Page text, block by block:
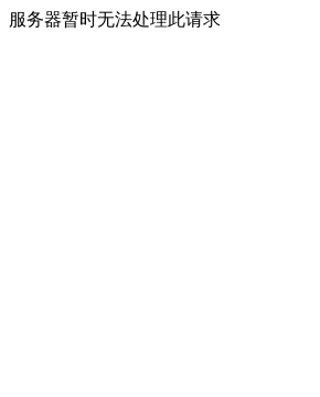
服务器暂时无法处理此请求